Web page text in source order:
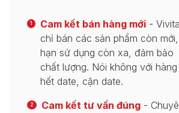
1 Cam kết bán hàng mới - Vivita
chỉ bán các sản phẩm còn mới,
hạn sử dụng còn xa, đảm bảo
chất lượng. Nói không với hàng
hết date, cận date.
2 Cam kết tư vấn đúng -